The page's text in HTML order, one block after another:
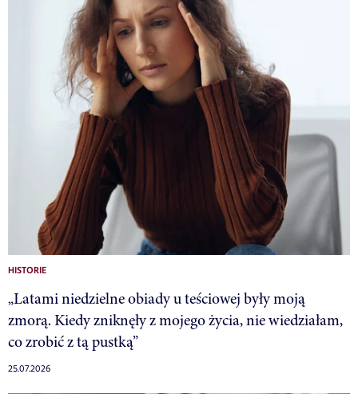
HISTORIE
„Latami niedzielne obiady u teściowej były moją
zmorą. Kiedy zniknęły z mojego życia, nie wiedziałam,
co zrobić z tą pustką”
25.07.2026